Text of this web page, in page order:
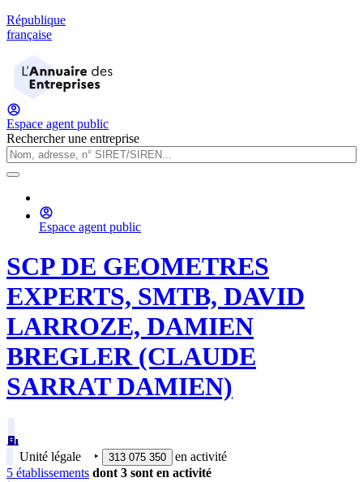
République
française
Espace agent public
Rechercher une entreprise
Espace agent public
SCP DE GEOMETRES
EXPERTS, SMTB, DAVID
LARROZE, DAMIEN
BREGLER (CLAUDE
SARRAT DAMIEN)
Unité légale ‣ 313 075 350
en activité
5 établissements dont 3 sont en activité